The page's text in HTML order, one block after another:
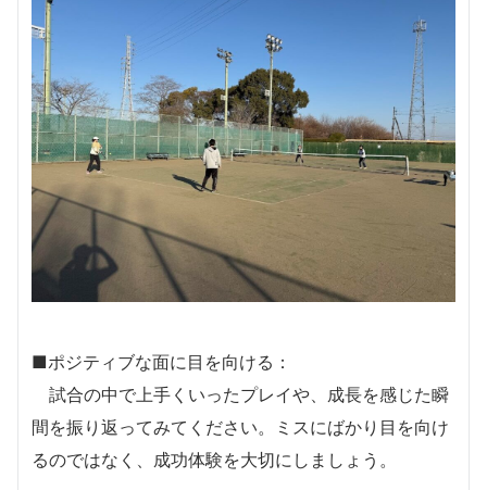
■ポジティブな面に目を向ける：
試合の中で上手くいったプレイや、成長を感じた瞬
間を振り返ってみてください。ミスにばかり目を向け
るのではなく、成功体験を大切にしましょう。